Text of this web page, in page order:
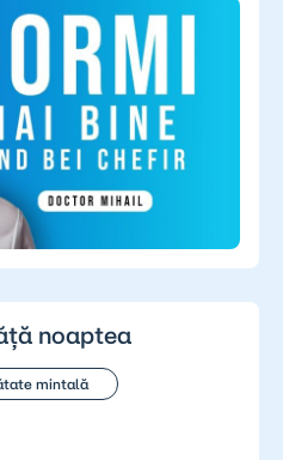
noaptea
mintală